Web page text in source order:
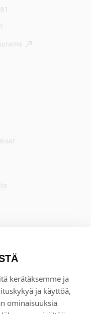
kerätäksemme ja
ja käyttöä,
ominaisuuksia